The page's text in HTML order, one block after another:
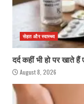
सेहत और स्वास्थ्य
दर्द कहीं भी हो पर खाते
August 8, 2026